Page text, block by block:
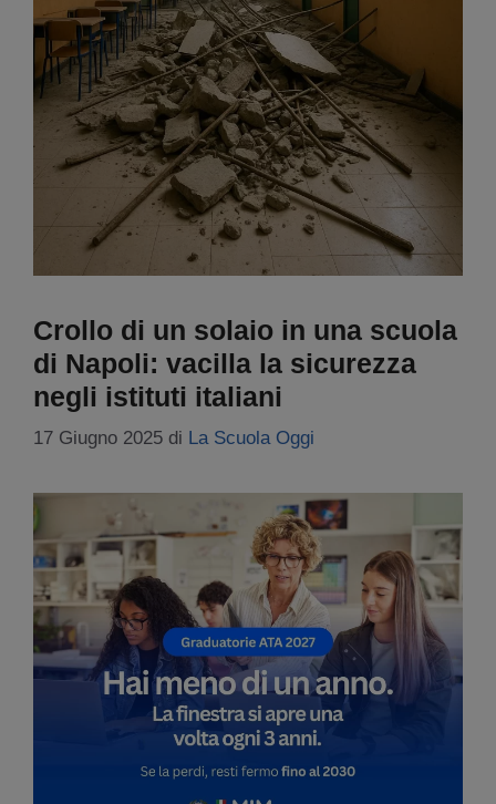
Crollo di un solaio in una scuola
di Napoli: vacilla la sicurezza
negli istituti italiani
17 Giugno 2025 di La Scuola Oggi